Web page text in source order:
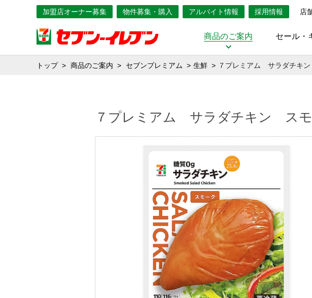
加盟店オーナー募集 物件募集・購入 アルバイト情報 採用情報 店
商品のご案内 セール・
トップ 商品のご案内 セブンプレミアム 生鮮 ７プレミアム サラダチキ
７プレミアム サラダチキン スモ